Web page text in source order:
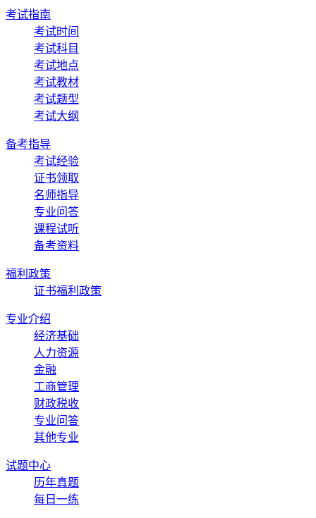
考试指南
考试时间
考试科目
考试地点
考试教材
考试题型
考试大纲
备考指导
考试经验
证书领取
名师指导
专业问答
课程试听
备考资料
福利政策
证书福利政策
专业介绍
经济基础
人力资源
金融
工商管理
财政税收
专业问答
其他专业
试题中心
历年真题
每日一练